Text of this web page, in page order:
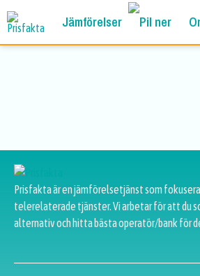
Jämförelser
Prisfakta är en jämförelsetjänst som
telerelaterade tjänster. Vi arbetar för att du
alternativ och hitta bästa operatör/bank för